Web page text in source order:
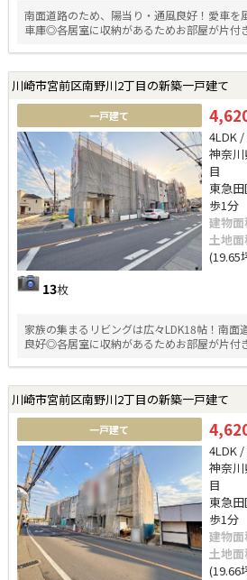
南面道路のため、陽当り・通風良好！愛車を
車庫◎各居室に収納があるためお部屋が片付
川崎市宮前区南野川2丁目の新築一戸建て
一戸建て
13枚
4LDK
神奈
目
東急
歩1分
建物
土地
(19.65
家族の集まるリビングは広々LDK18帖！南面
良好◎各居室に収納があるためお部屋が片付
川崎市宮前区南野川2丁目の新築一戸建て
一戸建て
4LDK
神奈
目
東急
歩1分
建物
土地
(19.66